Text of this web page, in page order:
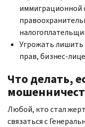
иммиграционной
Угрожать лишить
прав, бизнес-
Что делать,
Любой, кто стал
связаться с